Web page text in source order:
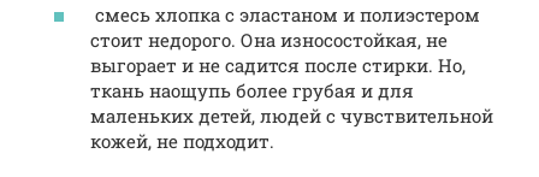
смесь хлопка с эластаном и полиэстером
стоит недорого. Она износостойкая, не
выгорает и не садится после стирки. Но,
ткань наощупь более грубая и для
маленьких детей, людей с чувствительной
кожей, не подходит.